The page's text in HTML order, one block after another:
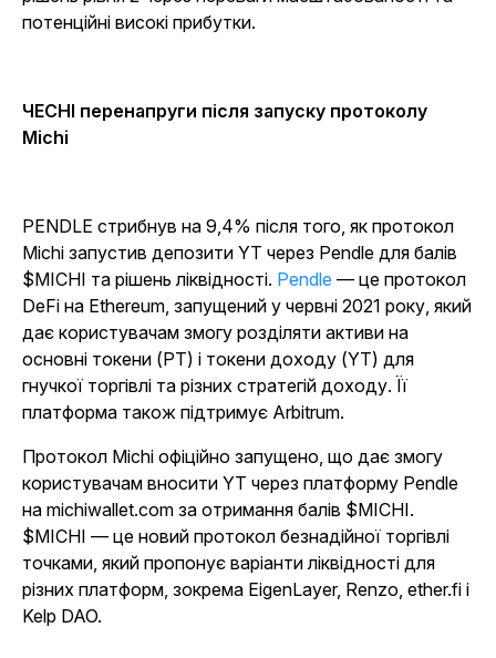
потенційні високі прибутки.
ЧЕСНІ перенапруги після запуску протоколу
Michi
PENDLE стрибнув на 9,4% після того, як протокол
Michi запустив депозити YT через Pendle для балів
$MICHI та рішень ліквідності. Pendle — це протокол
DeFi на Ethereum, запущений у червні 2021 року, який
дає користувачам змогу розділяти активи на
основні токени (PT) і токени доходу (YT) для
гнучкої торгівлі та різних стратегій доходу. Її
платформа також підтримує Arbitrum.
Протокол Michi офіційно запущено, що дає змогу
користувачам вносити YT через платформу Pendle
на michiwallet.com за отримання балів $MICHI.
$MICHI — це новий протокол безнадійної торгівлі
точками, який пропонує варіанти ліквідності для
різних платформ, зокрема EigenLayer, Renzo, ether.fi і
Kelp DAO.